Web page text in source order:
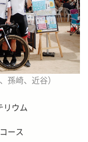
孫崎、近谷）
リウム
ース